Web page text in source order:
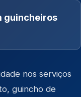
guincheiros
nos serviços
, guincho de